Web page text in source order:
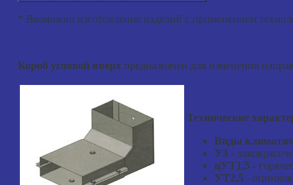
* Возможно изготовление изделий с применением
Короб угловой вверх предназначен для изменения
Технические
Виды
У3 -
цУТ1,5 -
УТ2,5 -